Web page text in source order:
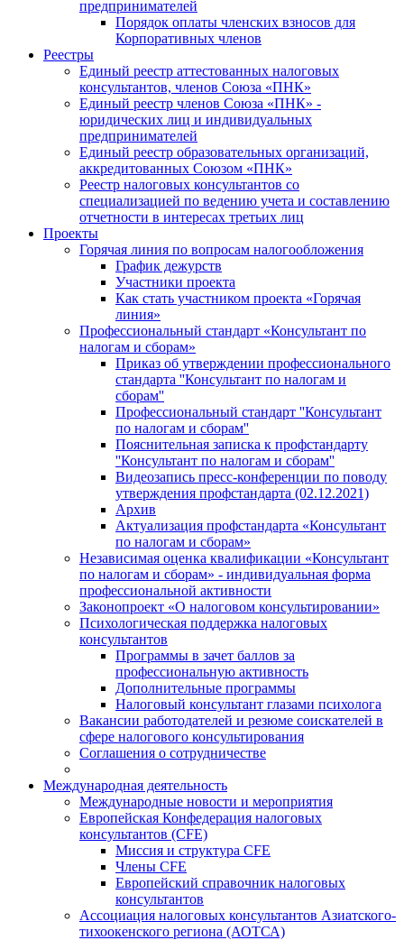
предпринимателей
Порядок оплаты членских взносов для
Корпоративных членов
Реестры
Единый реестр аттестованных налоговых
консультантов, членов Союза «ПНК»
Единый реестр членов Союза «ПНК» -
юридических лиц и индивидуальных
предпринимателей
Единый реестр образовательных организаций,
аккредитованных Союзом «ПНК»
Реестр налоговых консультантов со
специализацией по ведению учета и составлению
отчетности в интересах третьих лиц
Проекты
Горячая линия по вопросам налогообложения
График дежурств
Участники проекта
Как стать участником проекта «Горячая
линия»
Профессиональный стандарт «Консультант по
налогам и сборам»
Приказ об утверждении профессионального
стандарта ''Консультант по налогам и
сборам''
Профессиональный стандарт ''Консультант
по налогам и сборам''
Пояснительная записка к профстандарту
''Консультант по налогам и сборам''
Видеозапись пресс-конференции по поводу
утверждения профстандарта (02.12.2021)
Архив
Актуализация профстандарта «Консультант
по налогам и сборам»
Независимая оценка квалификации «Консультант
по налогам и сборам» - индивидуальная форма
профессиональной активности
Законопроект «О налоговом консультировании»
Психологическая поддержка налоговых
консультантов
Программы в зачет баллов за
профессиональную активность
Дополнительные программы
Налоговый консультант глазами психолога
Вакансии работодателей и резюме соискателей в
сфере налогового консультирования
Соглашения о сотрудничестве
Международная деятельность
Международные новости и мероприятия
Европейская Конфедерация налоговых
консультантов (CFE)
Миссия и структура CFE
Члены CFE
Европейский справочник налоговых
консультантов
Ассоциация налоговых консультантов Азиатского-
тихоокенского региона (АОТСА)